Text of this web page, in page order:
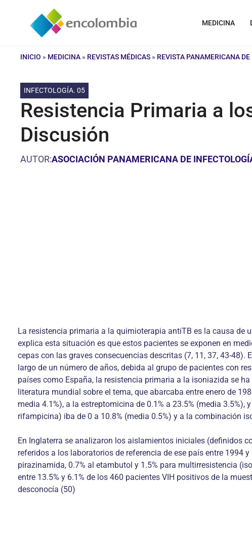
contenido
MEDICINA
INICIO » MEDICINA » REVISTAS MÉDICAS » REVISTA PANAMERICANA
INFECTOLOGÍA. 05
Resistencia Primaria a
Discusión
AUTOR:ASOCIACIÓN PANAMERICANA DE
La resistencia primaria a la quimioterapia antiTB es la causa de
explica esta situación es que estos pacientes se exponen en
cepas con las graves consecuencias descritas (7, 11, 37, 43-
largo de un número de años, debida al grupo de pacientes con
países como España, la resistencia primaria a la isoniazida se
literatura mundial sobre el tema, que abarcaba entre enero de
media 4.1%), a la estreptomicina de 0.1% a 23.5% (media
rifampicina) iba de 0 a 10.8% (media 0.5%) y a la combinación
En Inglaterra se analizaron los aislamientos iniciales (definidos
referidos a los laboratorios de referencia de ese país entre 1994
pirazinamida, 0.7% al etambutol y 1.5% para multirresistencia
entre 13.5% y 6.1% de los 460 pacientes VIH positivos de la
desconocía (50)